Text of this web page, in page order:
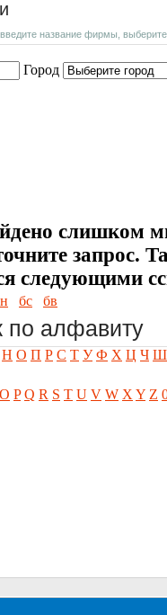
название фирмы, выберите
Город
слишком
запрос.
следующими
бс бв
по алфавиту
Н О П Р С Т У Ф Х Ц Ч Ш
O P Q R S T U V W X Y Z